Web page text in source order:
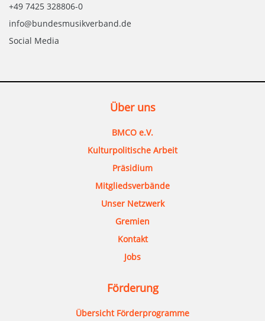
+49 7425 328806-0
info@bundesmusikverband.de
Social Media
Über uns
BMCO e.V.
Kulturpolitische Arbeit
Präsidium
Mitgliedsverbände
Unser Netzwerk
Gremien
Kontakt
Jobs
Förderung
Übersicht Förderprogramme